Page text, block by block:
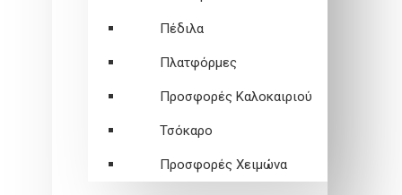
Πέδιλα
Πλατφόρμες
Προσφορές Καλοκαιριού
Τσόκαρο
Προσφορές Χειμώνα